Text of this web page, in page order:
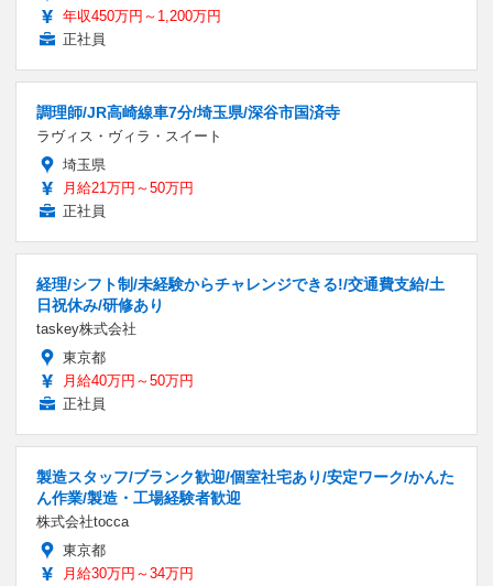
年収450万円～1,200万円
正社員
調理師/JR高崎線車7分/埼玉県/深谷市国済寺
ラヴィス・ヴィラ・スイート
埼玉県
月給21万円～50万円
正社員
経理/シフト制/未経験からチャレンジできる!/交通費支給/土
日祝休み/研修あり
taskey株式会社
東京都
月給40万円～50万円
正社員
製造スタッフ/ブランク歓迎/個室社宅あり/安定ワーク/かんた
ん作業/製造・工場経験者歓迎
株式会社tocca
東京都
月給30万円～34万円